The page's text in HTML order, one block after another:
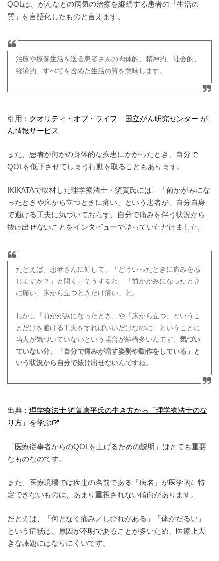
QOLは、がんなどの病気の治療を継続する患者の「生活の
質」を言語化したものと言えます。
治療や療養生活を送る患者さんの肉体的、精神的、社会的、
経済的、すべてを含めた生活の質を意味します。
引用： クオリティ・オブ・ライフ – 国立がん研究センター が
ん情報サービス
また、患者が何かの身体的な疾患にかかったとき、自分で
QOLを低下させてしまう行動を取ることもあります。
IKIKATAで取材した理学療法士・須賀氏には、「前かがみにな
ったときや床から立つときに痛い」という患者が、自分自身
で避ける工夫に気づいておらず、自分で痛みを伴う状況から
抜け出せないことをインタビューで語っていただけました。
たとえば、患者さんに対して、「どういったときに痛みを感
じますか？」と聞く、そうすると、「前かがみになったとき
に痛い、床から立つときだけ痛い」と。
しかし「前かがみになったとき」や「床から立つ」というこ
とだけを避ける工夫をすればいいだけなのに、ということに
当人が気づいていないという場合が結構多いんです。気づい
ていない分、「自分で痛みが増す姿勢や動作をしている」と
いう状況から自分で抜け出せないんですね。
出典： 理学療法士 須賀康平氏の生き方から「理学療法士のな
り方」を学ぶ
「医療従事者からのQOLを上げるための説明」はとても重要
なものなのです。
また、医療現場では疾患の名前である「病名」が医学的に特
定できないものは、あまり重視されない傾向があります。
たとえば、「何となく痛み／しびれがある」「体がだるい」
という症状は、原因が不明であることが多いため、医療上大
きな課題にはなりにくいです。